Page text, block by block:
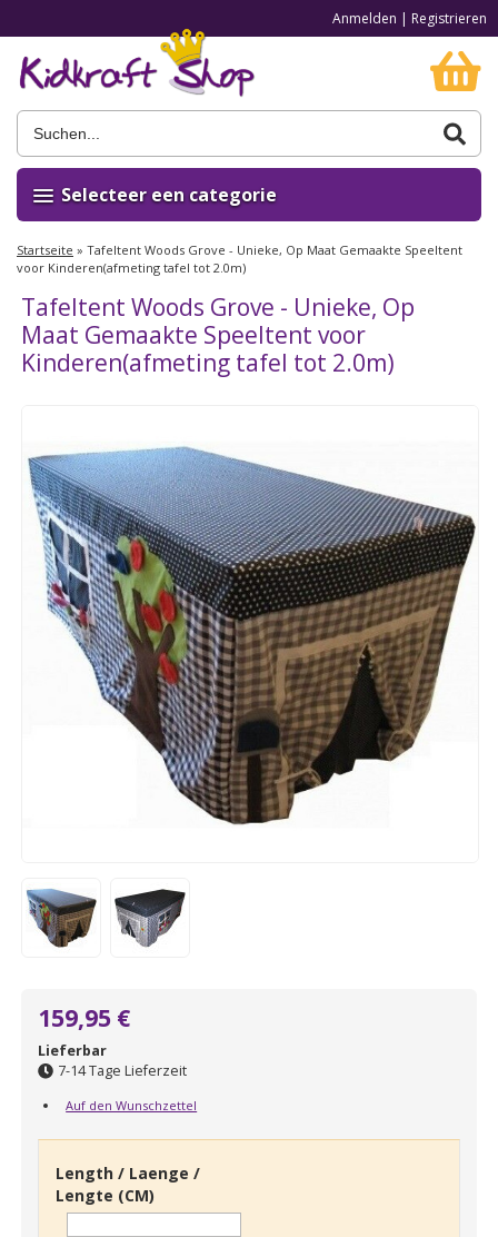
Anmelden | Registrieren
Selecteer een categorie
Startseite » Tafeltent Woods Grove - Unieke, Op Maat Gemaakte Speeltent
voor Kinderen(afmeting tafel tot 2.0m)
Tafeltent Woods Grove - Unieke, Op
Maat Gemaakte Speeltent voor
Kinderen(afmeting tafel tot 2.0m)
159,95 €
Lieferbar
7-14 Tage Lieferzeit
Auf den Wunschzettel
Length / Laenge /
Lengte (CM)